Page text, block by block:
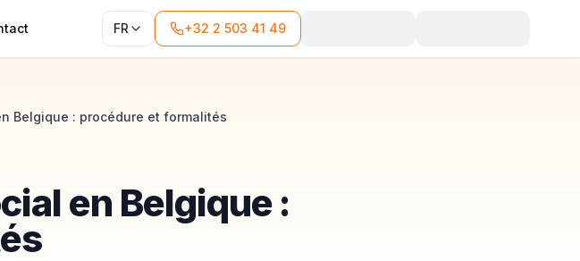
FR +32 2 503 41 49
Belgique : procédure et formalités
en Belgique :